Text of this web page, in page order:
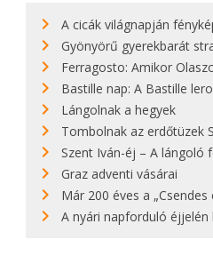
A cicák világnapján fényképeztük ezt a bokor
Gyönyörű gyerekbarát strandok Olaszországban
Ferragosto: Amikor
Bastille nap: A Bastille lerombolása az
Lángolnak a hegyek
Tombolnak az erdőtüzek
Szent Iván-éj – A lángoló
Graz adventi vásárai
Már 200 éves a „Csendes
A nyári napforduló éjjelén legendás hegyi